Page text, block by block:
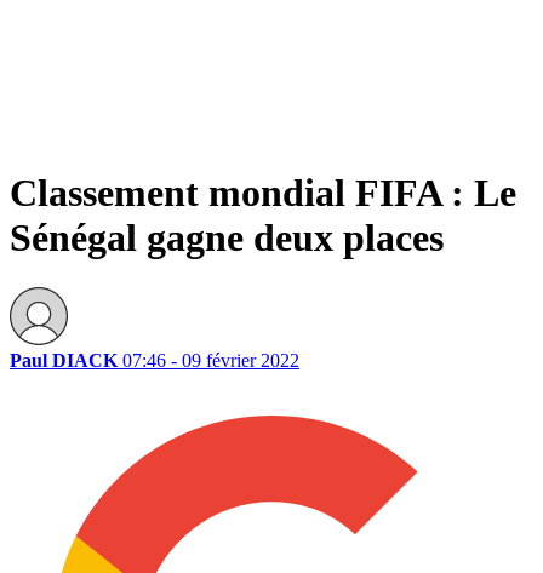
Classement mondial FIFA : Le
Sénégal gagne deux places
Paul DIACK 07:46 - 09 février 2022